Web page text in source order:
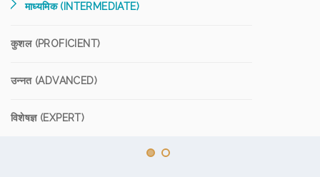
माध्यमिक (INTERMEDIATE)
कुशल (PROFICIENT)
उन्नत (ADVANCED)
विशेषज्ञ (EXPERT)